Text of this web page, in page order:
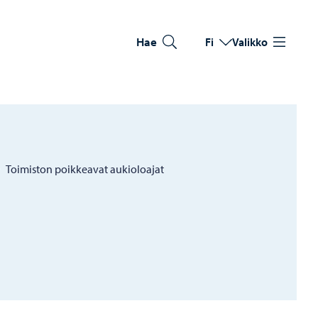
Hae Vaihda kieltä
Nykyinen kieli: Suomi
Fi Valikko
Toimiston poikkeavat aukioloajat